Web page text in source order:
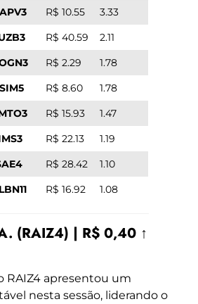
R$ 10.55
3.33
R$ 40.59
2.11
R$ 2.29
1.78
R$ 8.60
1.78
R$ 15.93
1.47
R$ 22.13
1.19
R$ 28.42
1.10
R$ 16.92 1.08
(RAIZ4) | R$ 0,40 ↑
RAIZ4 apresentou um
nesta sessão, liderando o